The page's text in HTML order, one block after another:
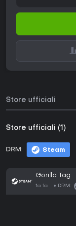
Store ufficiali
Store ufficiali (1)
DRM: Steam
Gorilla Tag
1a fa DRM: